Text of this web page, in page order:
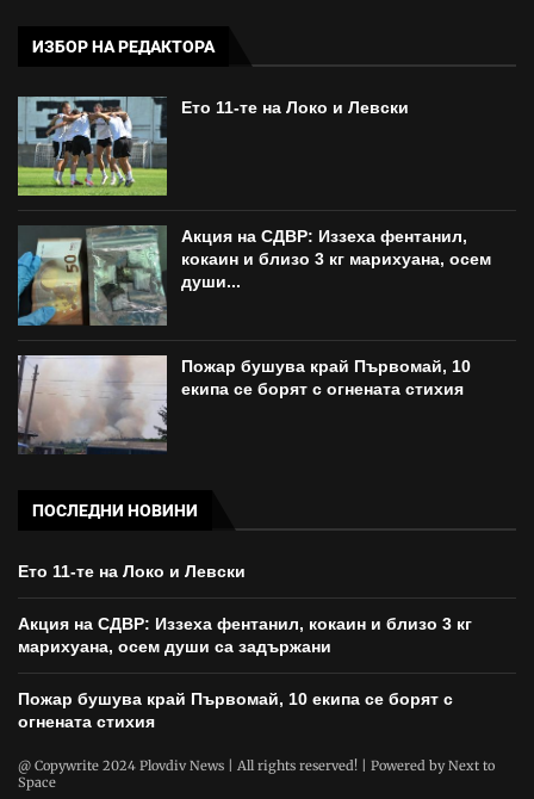
ИЗБОР НА РЕДАКТОРА
Ето 11-те на Локо и Левски
Акция на СДВР: Иззеха фентанил,
кокаин и близо 3 кг марихуана, осем
души...
Пожар бушува край Първомай, 10
екипа се борят с огнената стихия
ПОСЛЕДНИ НОВИНИ
Ето 11-те на Локо и Левски
Акция на СДВР: Иззеха фентанил, кокаин и близо 3 кг
марихуана, осем души са задържани
Пожар бушува край Първомай, 10 екипа се борят с
огнената стихия
@ Copywrite 2024 Plovdiv News | All rights reserved! | Powered byNext to
Space